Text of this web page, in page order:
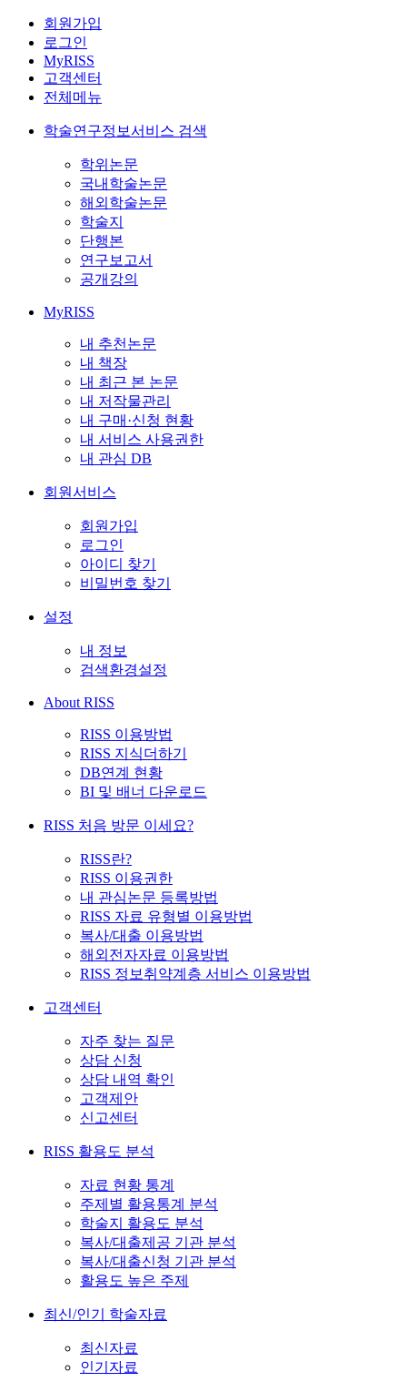
회원가입
로그인
MyRISS
고객센터
전체메뉴
학술연구정보서비스 검색
학위논문
국내학술논문
해외학술논문
학술지
단행본
연구보고서
공개강의
MyRISS
내 추천논문
내 책장
내 최근 본 논문
내 저작물관리
내 구매·신청 현황
내 서비스 사용권한
내 관심 DB
회원서비스
회원가입
로그인
아이디 찾기
비밀번호 찾기
설정
내 정보
검색환경설정
About RISS
RISS 이용방법
RISS 지식더하기
DB연계 현황
BI 및 배너 다운로드
RISS 처음 방문 이세요?
RISS란?
RISS 이용권한
내 관심논문 등록방법
RISS 자료 유형별 이용방법
복사/대출 이용방법
해외전자자료 이용방법
RISS 정보취약계층 서비스 이용방법
고객센터
자주 찾는 질문
상담 신청
상담 내역 확인
고객제안
신고센터
RISS 활용도 분석
자료 현황 통계
주제별 활용통계 분석
학술지 활용도 분석
복사/대출제공 기관 분석
복사/대출신청 기관 분석
활용도 높은 주제
최신/인기 학술자료
최신자료
인기자료